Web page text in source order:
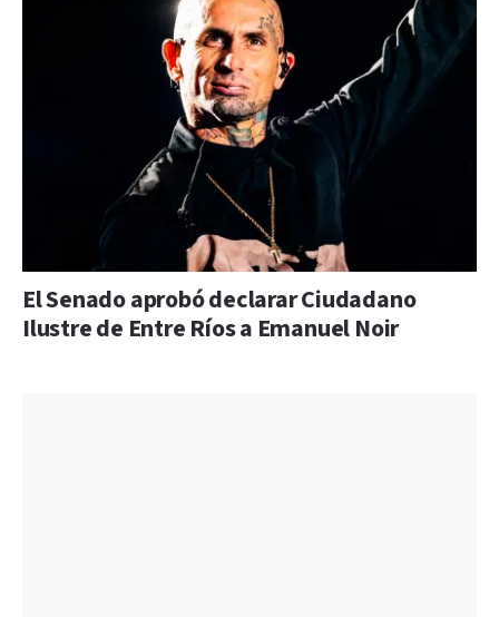
El Senado aprobó declarar Ciudadano
Ilustre de Entre Ríos a Emanuel Noir